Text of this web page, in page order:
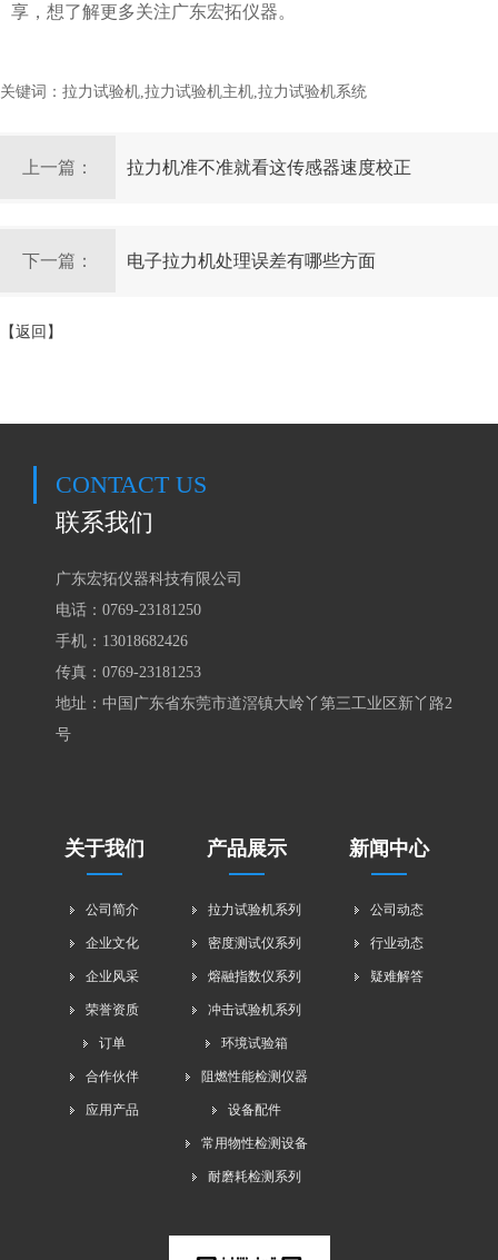
享，想了解更多关注广东宏拓仪器。
关键词：拉力试验机,拉力试验机主机,拉力试验机系统
上一篇： 拉力机准不准就看这传感器速度校正
下一篇： 电子拉力机处理误差有哪些方面
【返回】
CONTACT US
联系我们
广东宏拓仪器科技有限公司
电话：0769-23181250
手机： 13018682426
传真：0769-23181253
地址：中国广东省东莞市道滘镇大岭丫第三工业区新丫路2
号
关于我们
公司简介
企业文化
企业风采
荣誉资质
订单
合作伙伴
应用产品
产品展示
拉力试验机系列
密度测试仪系列
熔融指数仪系列
冲击试验机系列
环境试验箱
阻燃性能检测仪器
设备配件
常用物性检测设备
耐磨耗检测系列
新闻中心
公司动态
行业动态
疑难解答